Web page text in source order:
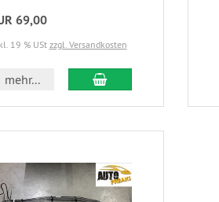
69,00
19 % USt zzgl. Versandkosten
mehr...